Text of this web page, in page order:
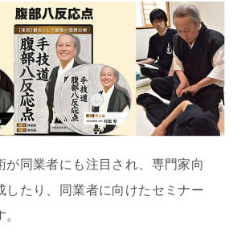
が同業者にも注目され、専門家向
したり、同業者に向けたセミナー